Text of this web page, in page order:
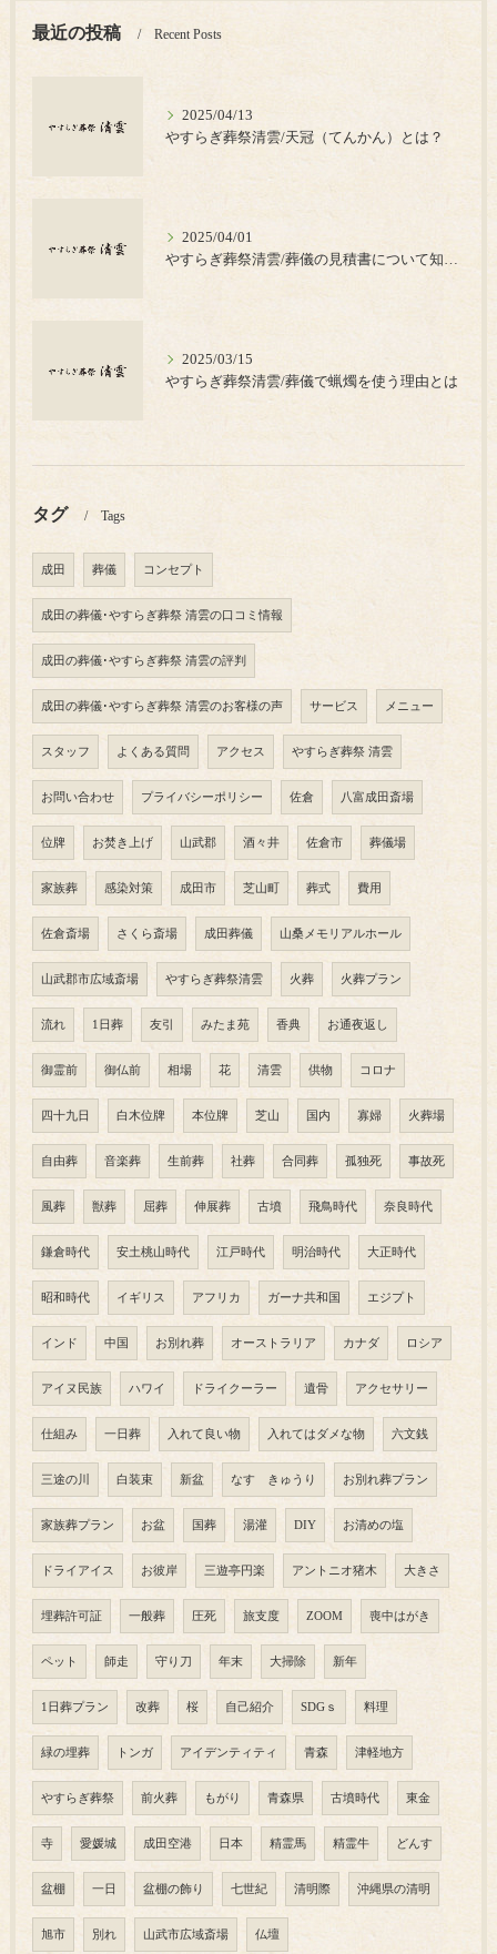
最近の投稿 Recent Posts
2025/04/13
やすらぎ葬祭清雲/天冠（てんかん）とは？
2025/04/01
2025/03/15
やすらぎ葬祭清雲/葬儀で蝋燭を使う理由とは
タグ Tags
成田 葬儀 コンセプト
成田の葬儀･やすらぎ葬祭 清雲の口コミ情報
成田の葬儀･やすらぎ葬祭 清雲の評判
成田の葬儀･やすらぎ葬祭 清雲のお客様の声 サービス メニュー
スタッフ よくある質問 アクセス やすらぎ葬祭 清雲
お問い合わせ プライバシーポリシー 佐倉 八富成田斎場
位牌 お焚き上げ 山武郡 酒々井 佐倉市 葬儀場
家族葬 感染対策 成田市 芝山町 葬式 費用
佐倉斎場 さくら斎場 成田葬儀 山桑メモリアルホール
山武郡市広域斎場 やすらぎ葬祭清雲 火葬 火葬プラン
流れ 1日葬 友引 みたま苑 香典 お通夜返し
御霊前 御仏前 相場 花 清雲 供物 コロナ
四十九日 白木位牌 本位牌 芝山 国内 寡婦 火葬場
自由葬 音楽葬 生前葬 社葬 合同葬 孤独死 事故死
風葬 獣葬 屈葬 伸展葬 古墳 飛鳥時代 奈良時代
鎌倉時代 安土桃山時代 江戸時代 明治時代 大正時代
昭和時代 イギリス アフリカ ガーナ共和国 エジプト
インド 中国 お別れ葬 オーストラリア カナダ ロシア
アイヌ民族 ハワイ ドライクーラー 遺骨 アクセサリー
仕組み 一日葬 入れて良い物 入れてはダメな物 六文銭
三途の川 白装束 新盆 なす きゅうり お別れ葬プラン
家族葬プラン お盆 国葬 湯灌 DIY お清めの塩
ドライアイス お彼岸 三遊亭円楽 アントニオ猪木 大きさ
埋葬許可証 一般葬 圧死 旅支度 ZOOM 喪中はがき
ペット 師走 守り刀 年末 大掃除 新年
1日葬プラン 改葬 桜 自己紹介 SDGｓ 料理
緑の埋葬 トンガ アイデンティティ 青森 津軽地方
やすらぎ葬祭 前火葬 もがり 青森県 古墳時代 東金
寺 愛媛城 成田空港 日本 精霊馬 精霊牛 どんす
盆棚 一日 盆棚の飾り 七世紀 清明際 沖縄県の清明
旭市 別れ 山武市広域斎場 仏壇